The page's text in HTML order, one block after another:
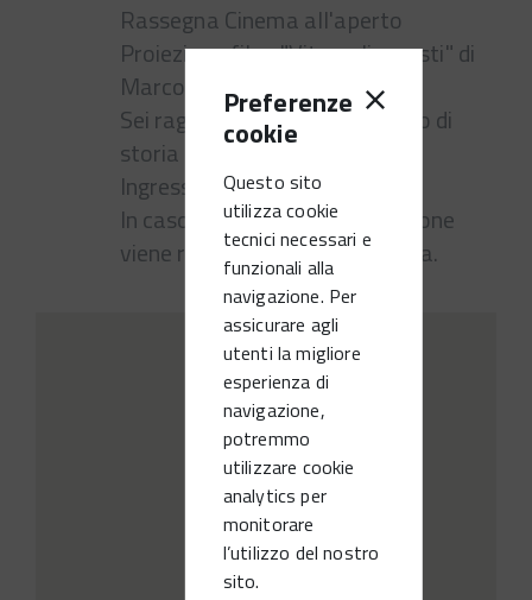
Preferenze
cookie
Questo sito
utilizza cookie
tecnici necessari e
funzionali alla
navigazione. Per
assicurare agli
utenti la migliore
esperienza di
navigazione,
potremmo
utilizzare cookie
analytics per
monitorare
l’utilizzo del nostro
sito.
Rassegna Cinema all'aperto
Proiezione film: "Vita agli arresti" di
Marco Martinelli (2016)
Sei ragazzine narrano un pezzo di
storia contemporanea.
Ingresso: € 4,00
In caso di maltempo la proiezione
viene rinviata al mercoledì sera.